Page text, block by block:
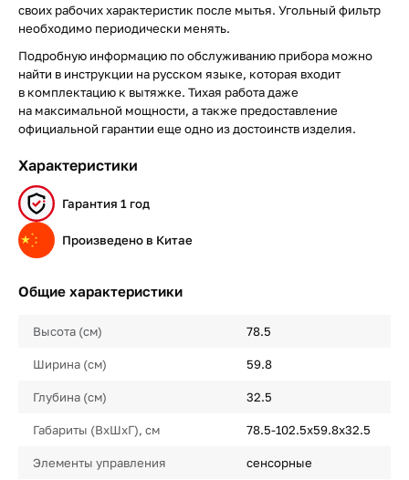
своих рабочих характеристик после мытья. Угольный фильтр
необходимо периодически менять.
Подробную информацию по обслуживанию прибора можно
найти в инструкции на русском языке, которая входит
в комплектацию к вытяжке. Тихая работа даже
на максимальной мощности, а также предоставление
официальной гарантии еще одно из достоинств изделия.
Характеристики
Гарантия 1 год
Произведено в Китае
Общие характеристики
Высота (см) 78.5
Ширина (см) 59.8
Глубина (см) 32.5
Габариты (ВхШхГ), см 78.5-102.5х59.8х32.5
Элементы управления сенсорные